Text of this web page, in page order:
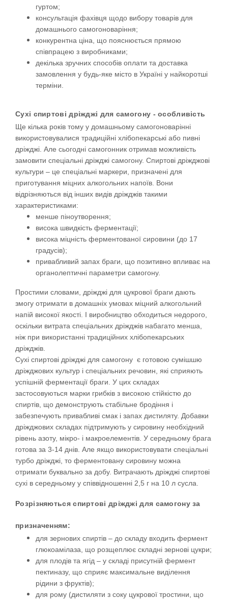
гуртом;
консультація фахівця щодо вибору товарів для
домашнього самогоноваріння;
конкурентна ціна, що пояснюється прямою
співпрацею з виробниками;
декілька зручних способів оплати та доставка
замовлення у будь-яке місто в Україні у найкоротші
терміни.
Сухі спиртові дріжджі для самогону - особливість
Ще кілька років тому у домашньому самогоноварінні
використовувалися традиційні хлібопекарські або пивні
дріжджі. Але сьогодні самогонник отримав можливість
замовити спеціальні дріжджі самогону. Спиртові дріжджові
культури – це спеціальні маркери, призначені для
приготування міцних алкогольних напоїв. Вони
відрізняються від інших видів дріжджів такими
характеристиками:
менше піноутворення;
висока швидкість ферментації;
висока міцність ферментованої сировини (до 17
градусів);
привабливий запах браги, що позитивно впливає на
органолептичні параметри самогону.
Простими словами, дріжджі для цукрової браги дають
змогу отримати в домашніх умовах міцний алкогольний
напій високої якості. І виробництво обходиться недорого,
оскільки витрата спеціальних дріжджів набагато менша,
ніж при використанні традиційних хлібопекарських
дріжджів.
Сухі спиртові дріжджі для самогону є готовою сумішшю
дріжджових культур і спеціальних речовин, які сприяють
успішній ферментації браги. У цих складах
застосовуються марки грибків з високою стійкістю до
спиртів, що демонструють стабільне бродіння і
забезпечують привабливі смак і запах дистиляту. Добавки
дріжджових складах підтримують у сировину необхідний
рівень азоту, мікро- і макроелементів. У середньому брага
готова за 3-14 днів. Але якщо використовувати спеціальні
турбо дріжджі, то ферментовану сировину можна
отримати буквально за добу. Витрачають дріжджі спиртові
сухі в середньому у співвідношенні 2,5 г на 10 л сусла.
Розрізняються спиртові дріжджі для самогону за
призначенням:
для зернових спиртів – до складу входить фермент
глюкоамілаза, що розщеплює складні зернові цукри;
для плодів та ягід – у складі присутній фермент
пектиназу, що сприяє максимальне виділення
рідини з фруктів);
для рому (дистиляти з соку цукрової тростини, що